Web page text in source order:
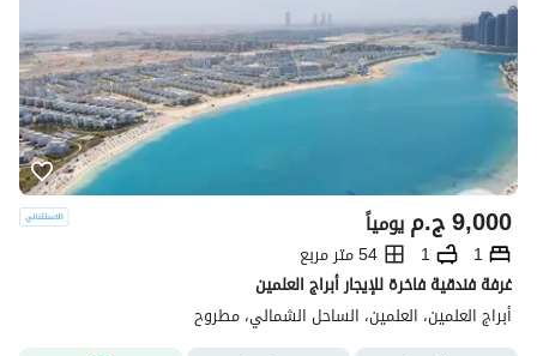
ج.م9,000 يومياً
1
1
54 متر مربع
غرفة فندقية فاخرة للإيجار أبراج العلمين
أبراج العلمين، العلمين، الساحل الشمالي، مطروح